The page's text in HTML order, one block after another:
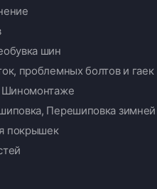
шин
проблемных болтов и гаек
Шиномонтаже
Перешиповка
покрышек